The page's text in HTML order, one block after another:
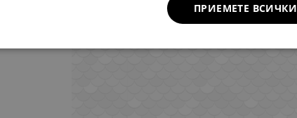
ПРИЕМЕТЕ ВСИЧКИ